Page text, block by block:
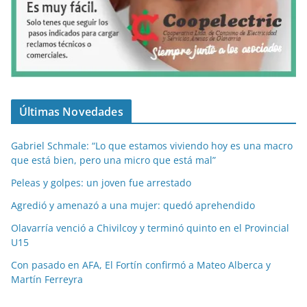
Últimas Novedades
Gabriel Schmale: “Lo que estamos viviendo hoy es una macro
que está bien, pero una micro que está mal”
Peleas y golpes: un joven fue arrestado
Agredió y amenazó a una mujer: quedó aprehendido
Olavarría venció a Chivilcoy y terminó quinto en el Provincial
U15
Con pasado en AFA, El Fortín confirmó a Mateo Alberca y
Martín Ferreyra